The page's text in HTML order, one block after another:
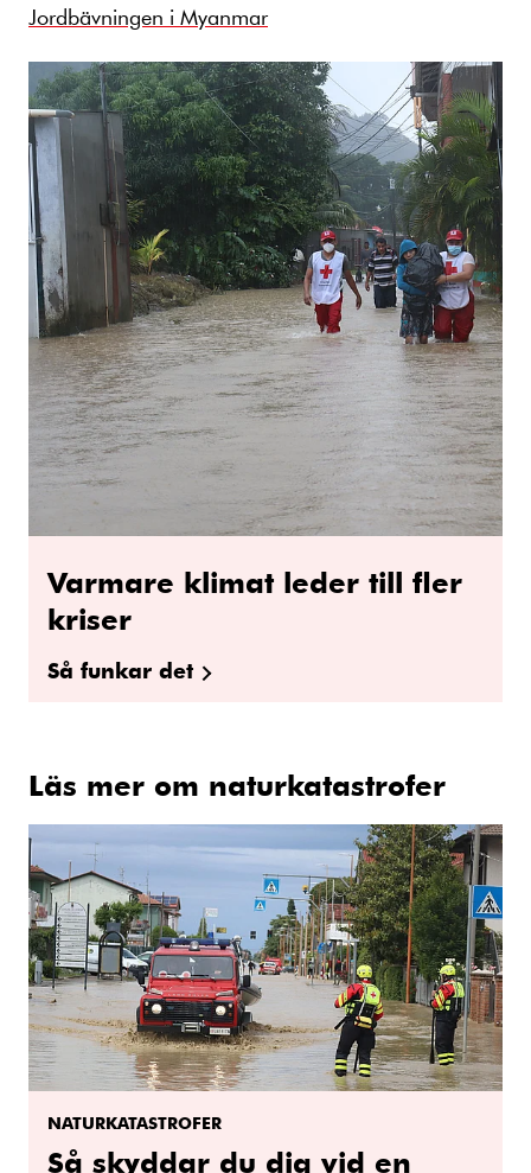
Jordbävningen i Myanmar
Varmare klimat leder till fler
kriser
Så funkar det
Läs mer om naturkatastrofer
NATURKATASTROFER
Så skyddar du dig vid en